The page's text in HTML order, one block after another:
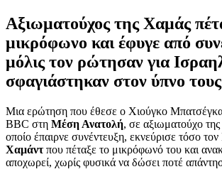
Αξιωματούχος της Χαμάς
μικρόφωνο και έφυγε από
μόλις τον ρώτησαν για
σφαγιάστηκαν στον ύπνο τους
Μια ερώτηση που έθεσε ο Χιούγκο
BBC στη Μέση Ανατολή, σε αξιωματούχο
οποίο έπαιρνε συνέντευξη, εκνεύρισε τόσο τον
Χαμάντπου πέταξε το μικρόφωνό του και
αποχωρεί, χωρίς φυσικά να δώσει ποτέ